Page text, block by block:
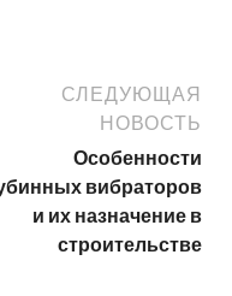
СЛЕДУЮЩАЯ
НОВОСТЬ
Особенности
вибраторов
и их назначение в
строительстве